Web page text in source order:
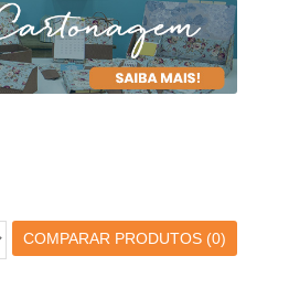
COMPARAR PRODUTOS (0)